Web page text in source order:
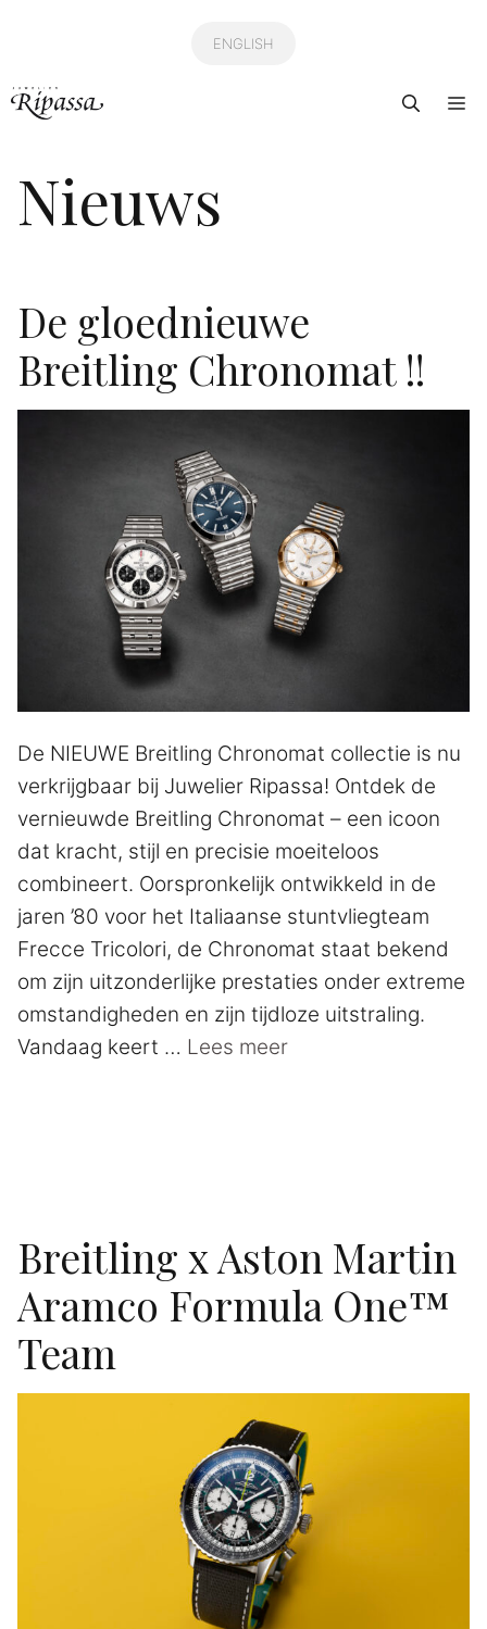
inhoud
ENGLISH
Nieuws
De gloednieuwe
Breitling Chronomat !!
De NIEUWE Breitling Chronomat collectie is nu
verkrijgbaar bij Juwelier Ripassa! Ontdek de
vernieuwde Breitling Chronomat – een icoon
dat kracht, stijl en precisie moeiteloos
combineert. Oorspronkelijk ontwikkeld in de
jaren ’80 voor het Italiaanse stuntvliegteam
Frecce Tricolori, de Chronomat staat bekend
om zijn uitzonderlijke prestaties onder extreme
omstandigheden en zijn tijdloze uitstraling.
Vandaag keert … Lees meer
Breitling x Aston Martin
Aramco Formula One™
Team